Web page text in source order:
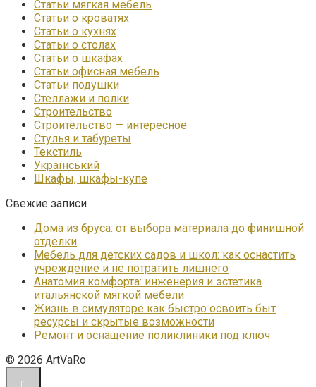
Статьи мягкая мебель
Статьи о кроватях
Статьи о кухнях
Статьи о столах
Статьи о шкафах
Статьи офисная мебель
Статьи подушки
Стеллажи и полки
Строительство
Строительство — интересное
Стулья и табуреты
Текстиль
Український
Шкафы, шкафы-купе
Свежие записи
Дома из бруса: от выбора материала до финишной
отделки
Мебель для детских садов и школ: как оснастить
учреждение и не потратить лишнего
Анатомия комфорта: инженерия и эстетика
итальянской мягкой мебели
Жизнь в симуляторе как быстро освоить быт
ресурсы и скрытые возможности
Ремонт и оснащение поликлиники под ключ
© 2026 ArtVaRo